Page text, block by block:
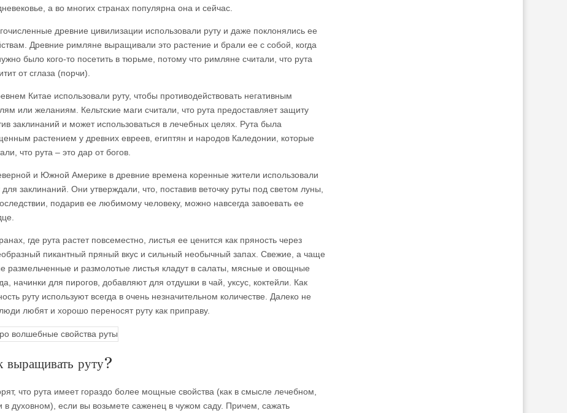
а во многих странах популярна она и сейчас.
древние цивилизации использовали руту и даже поклонялись ее
Древние римляне выращивали это растение и брали ее с собой, когда
было кого-то посетить в тюрьме, потому что римляне считали, что рута
от сглаза (порчи).
Китае использовали руту, чтобы противодействовать негативным
или желаниям. Кельтские маги считали, что рута предоставляет защиту
заклинаний и может использоваться в лечебных целях. Рута была
растением у древних евреев, египтян и народов Каледонии, которые
что рута – это дар от богов.
и Южной Америке в древние времена коренные жители использовали
для заклинаний. Они утверждали, что, поставив веточку руты под светом луны,
подарив ее любимому человеку, можно навсегда завоевать ее
где рута растет повсеместно, листья ее ценится как пряность через
пикантный пряный вкус и сильный необычный запах. Свежие, а чаще
размельченные и размолотые листья кладут в салаты, мясные и овощные
начинки для пирогов, добавляют для отдушки в чай, уксус, коктейли. Как
руту используют всегда в очень незначительном количестве. Далеко не
любят и хорошо переносят руту как приправу.
выращивать руту?
что рута имеет гораздо более мощные свойства (как в смысле лечебном,
в духовном), если вы возьмете саженец в чужом саду. Причем, сажать